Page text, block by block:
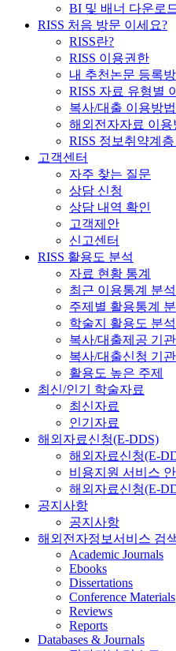
BI 및 배너 다운로
RISS 처음 방문 이세요?
RISS란?
RISS 이용권한
내 추천논문 등록
RISS 자료 유형별
복사/대출 이용방법
해외전자자료 이용
RISS 정보취약계
고객센터
자주 찾는 질문
상담 신청
상담 내역 확인
고객제안
신고센터
RISS 활용도 분석
자료 현황 통계
최근 이용통계 분석
주제별 활용통계
학술지 활용도 분석
복사/대출제공 기
복사/대출신청 기
활용도 높은 주제
최신/인기 학술자료
최신자료
인기자료
해외자료신청(E-DDS)
해외자료신청(E-
비용지원 서비스
해외자료신청(E-
공지사항
공지사항
해외전자정보서비스 검
Academic Journals
Ebooks
Dissertations
Conference Materials
Reviews
Reports
Databases & Journals